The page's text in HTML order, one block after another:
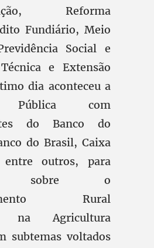
Reforma
Fundiário, Meio
Social e
e Extensão
dia aconteceu a
Pública com
do Banco do
do Brasil, Caixa
entre outros, para
sobre o
Rural
na Agricultura
subtemas voltados